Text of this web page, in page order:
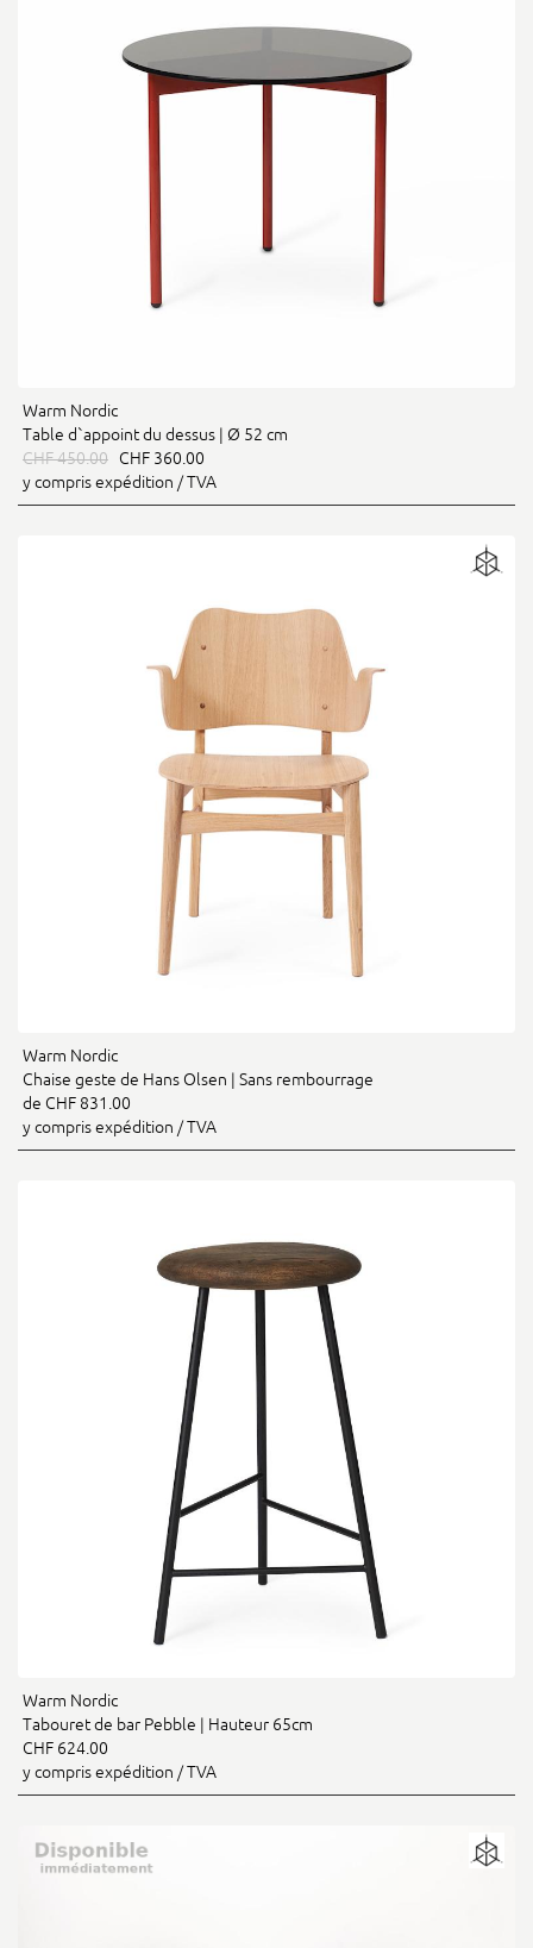
Warm Nordic
Table d`appoint du dessus | Ø 52 cm
CHF 450.00 CHF 360.00
y compris expédition / TVA
Warm Nordic
Chaise geste de Hans Olsen | Sans rembourrage
de CHF 831.00
y compris expédition / TVA
Warm Nordic
Tabouret de bar Pebble | Hauteur 65cm
CHF 624.00
y compris expédition / TVA